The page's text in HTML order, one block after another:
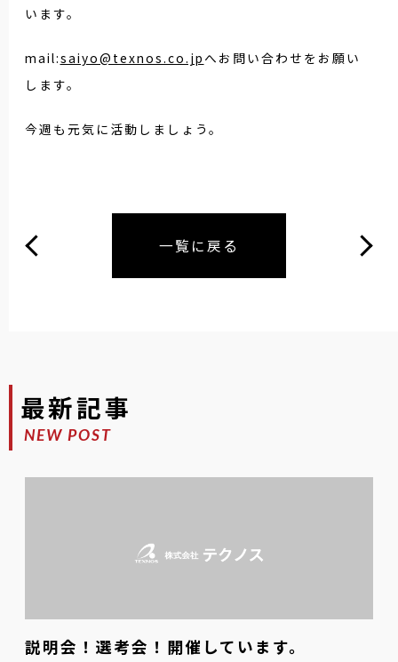
います。
mail:saiyo@texnos.co.jp へお問い合わせをお願い
します。
今週も元気に活動しましょう。
一覧に戻る
最新記事
NEW POST
説明会！選考会！開催しています。